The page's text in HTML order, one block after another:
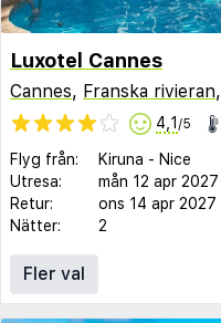
Luxotel Cannes
Cannes, Franska rivieran,
4,1 /5
Flyg från: Kiruna - Nice
Utresa:
mån 12 apr 2027
Retur:
ons 14 apr 2027
Nätter:
2
Fler val